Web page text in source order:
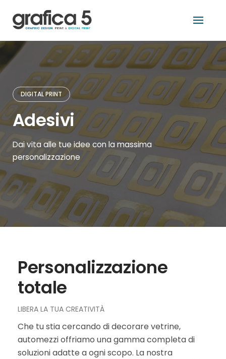
content
DIGITAL PRINT
Adesivi
Dai vita alle tue idee con la massima
personalizzazione
Personalizzazione
totale
LIBERA LA TUA CREATIVITÀ
Che tu stia cercando di decorare vetrine,
automezzi offriamo una gamma completa di
soluzioni adatte a ogni scopo. La nostra